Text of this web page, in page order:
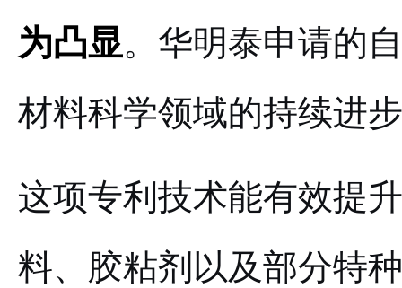
为凸显。华明泰申请的
材料科学领域的持续进
这项专利技术能有效提
料、胶粘剂以及部分特